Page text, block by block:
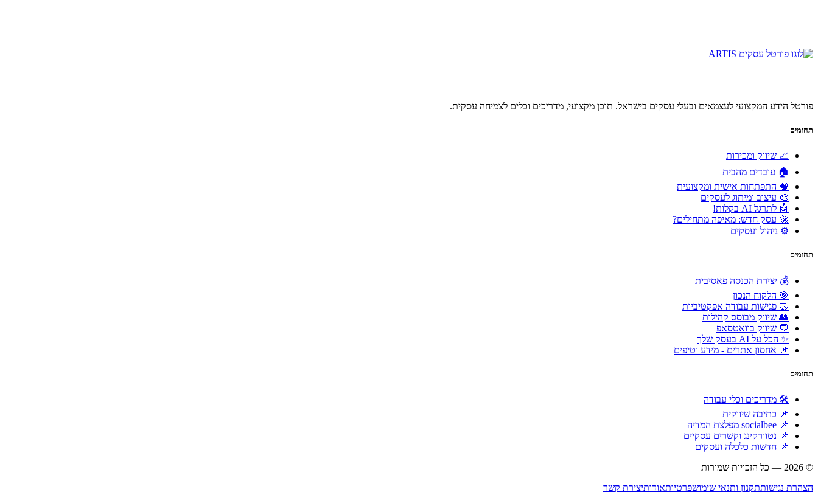
פורטל הידע המקצועי לעצמאים ובעלי עסקים בישראל. תוכן מקצועי, מדריכים וכלים לצמיחה עסקית.
תחומים
📈 שיווק ומכירות
🏠 עובדים מהבית
🧠 התפתחות אישית ומקצועית
🎨 עיצוב ומיתוג לעסקים
🤖 לתרגל AI בקלות!
🚀 עסק חדש: מאיפה מתחילים?
⚙️ ניהול ועסקים
תחומים
💰 יצירת הכנסה פאסיבית
🎯 הלקוח הנכון
🤝 פגישות עבודה אפקטיביות
👥 שיווק מבוסס קהילות
💬 שיווק בוואטסאפ
✨ הכל על AI בעסק שלך
📌 אחסון אתרים - מידע וטיפים
תחומים
🛠 מדריכים וכלי עבודה
📌 כתיבה שיווקית
📌 socialbee מפלצת המדיה
📌 נטוורקינג וקשרים עסקיים
📌 חדשות כלכלה ועסקים
© 2026 — כל הזכויות שמורות
הצהרת נגישותתקנון ותנאי שימושפרטיותאודותיצירת קשר